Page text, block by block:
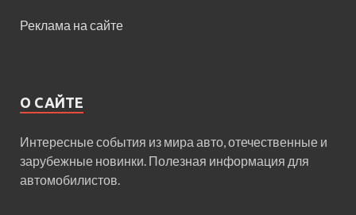
Реклама на сайте
О САЙТЕ
Интересные события из мира авто, отечественные и
зарубежные новинки. Полезная информация для
автомобилистов.